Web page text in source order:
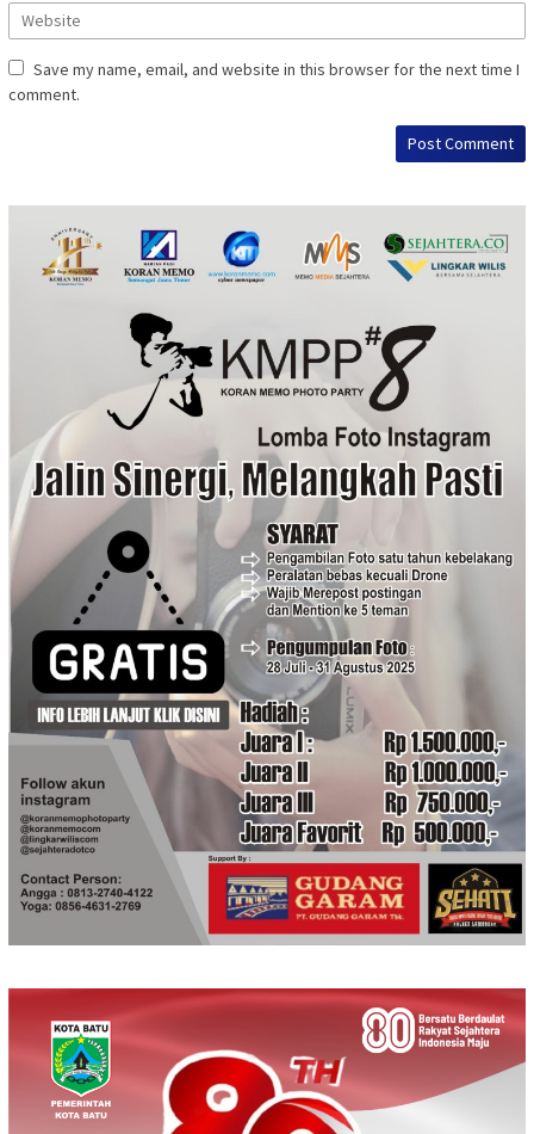
Save my name, email, and website in this browser for the next time I
comment.